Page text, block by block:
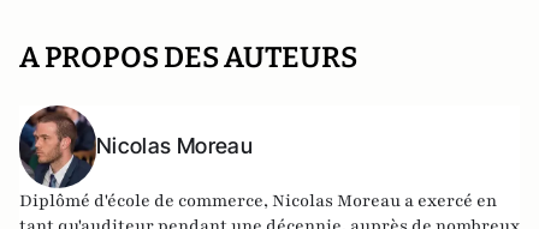
A PROPOS DES AUTEURS
Nicolas Moreau
Diplômé d'école de commerce, Nicolas Moreau a exercé en